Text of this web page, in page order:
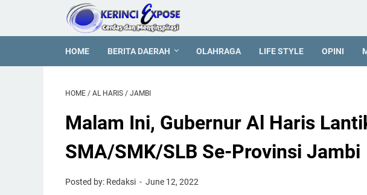
HOME BERITA DAERAH OLAHRAGA LIFE STYLE OPINI
HOME / AL HARIS / JAMBI
Malam Ini, Gubernur Al Haris
SMA/SMK/SLB Se-Provinsi Jambi
Posted by: Redaksi June 12, 2022